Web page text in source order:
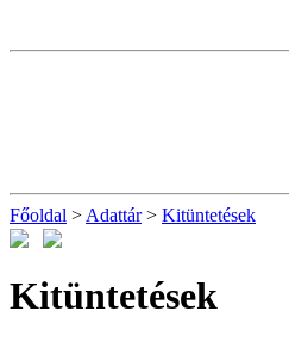
Főoldal > Adattár> Kitüntetések
Kitüntetések